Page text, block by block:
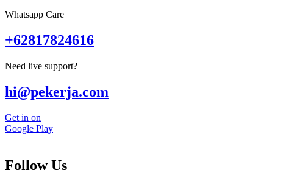
Whatsapp Care
+62817824616
Need live support?
hi@pekerja.com
Get in on
Google Play
Follow Us